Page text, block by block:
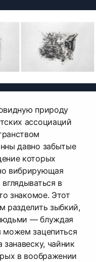
природу
ассоциаций
давно забытые
которых
вибрирующая
в
знакомое. Этот
разделить зыбкий,
— блуждая
можем зацепиться
чайник
в воображении